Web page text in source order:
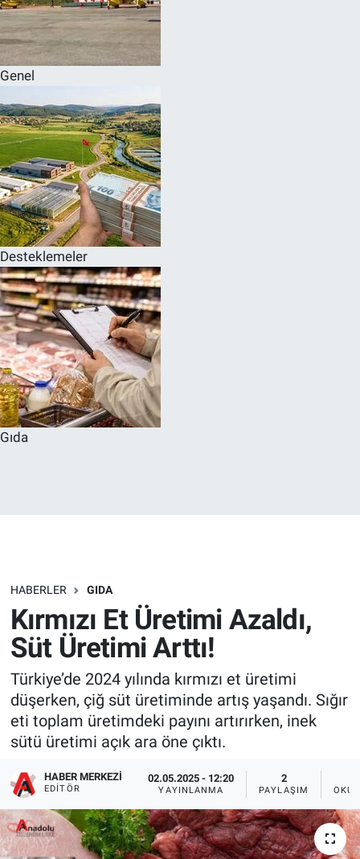
Genel
Desteklemeler
Gıda
HABERLER GIDA
Kırmızı Et Üretimi Azaldı,
Süt Üretimi Arttı!
Türkiye’de 2024 yılında kırmızı et üretimi
düşerken, çiğ süt üretiminde artış yaşandı. Sığır
eti toplam üretimdeki payını artırırken, inek
sütü üretimi açık ara öne çıktı.
HABER MERKEZI
EDITÖR
02.05.2025 - 12:20
YAYINLANMA
2
PAYLAŞIM